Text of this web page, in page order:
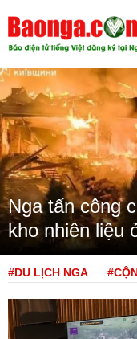
Nga tấn công
kho nhiên liệu
#DU LỊCH NGA